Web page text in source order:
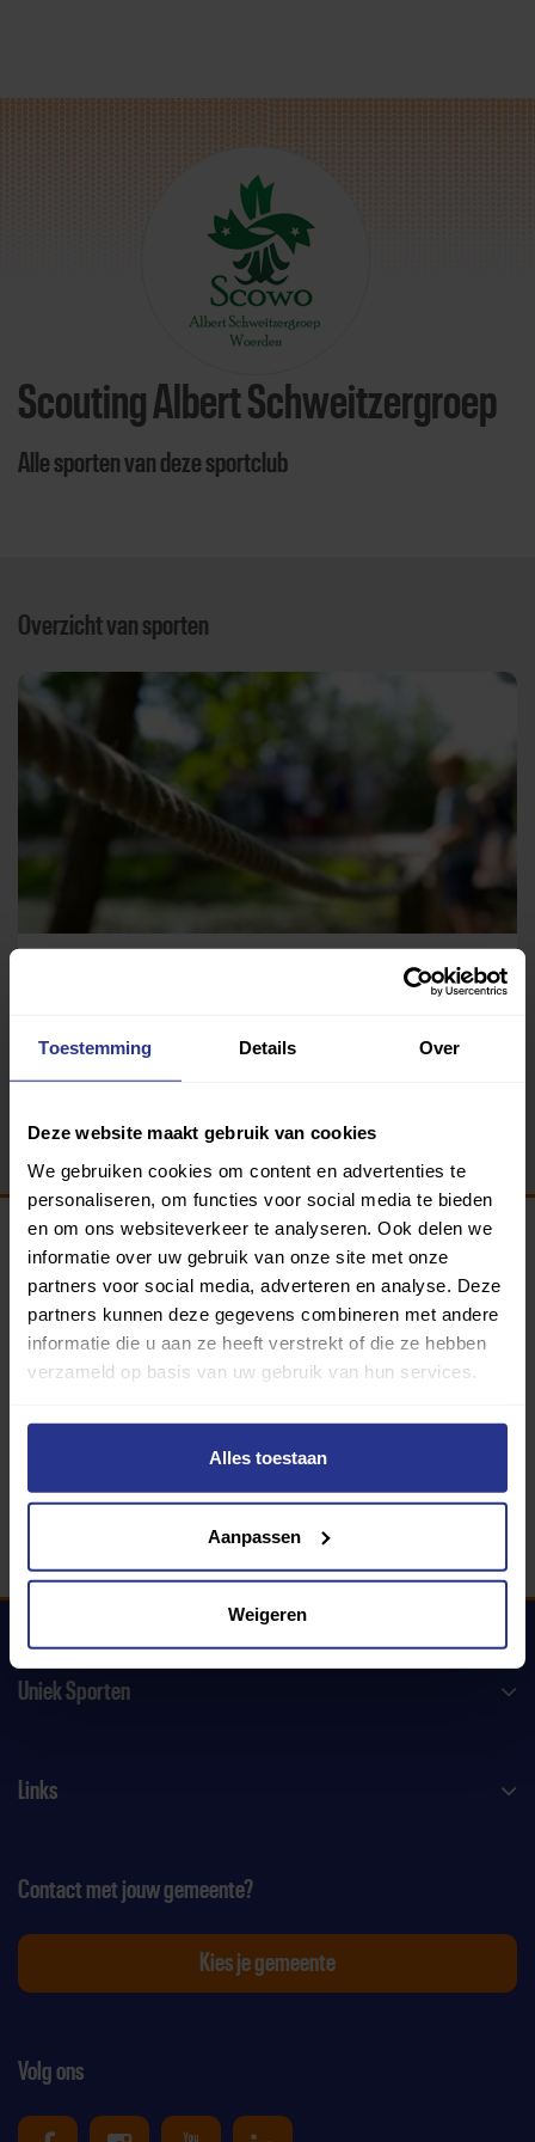
Toestemming Details Over
Deze website maakt gebruik van cookies
We gebruiken cookies om content en advertenties te
personaliseren, om functies voor social media te bieden
en om ons websiteverkeer te analyseren. Ook delen we
informatie over uw gebruik van onze site met onze
partners voor social media, adverteren en analyse. Deze
partners kunnen deze gegevens combineren met andere
informatie die u aan ze heeft verstrekt of die ze hebben
verzameld op basis van uw gebruik van hun services.
Alles toestaan
Aanpassen
Weigeren
Direct door naar content
Scouting Albert Schweitzergroep
Alle sporten van deze sportclub
Overzicht van sporten
Programma van:
340 gemeenten
Uniek Sporten
Links
Volg ons
Contact met jouw gemeente?
Kies je gemeente